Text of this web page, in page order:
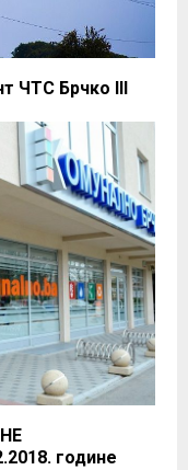
ЧТС Брчко III
године